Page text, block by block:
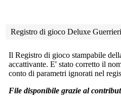
Registro di gioco Deluxe
Il Registro di gioco stampabile
accattivante. E' stato corretto il
conto di parametri ignorati nel
File disponibile grazie al